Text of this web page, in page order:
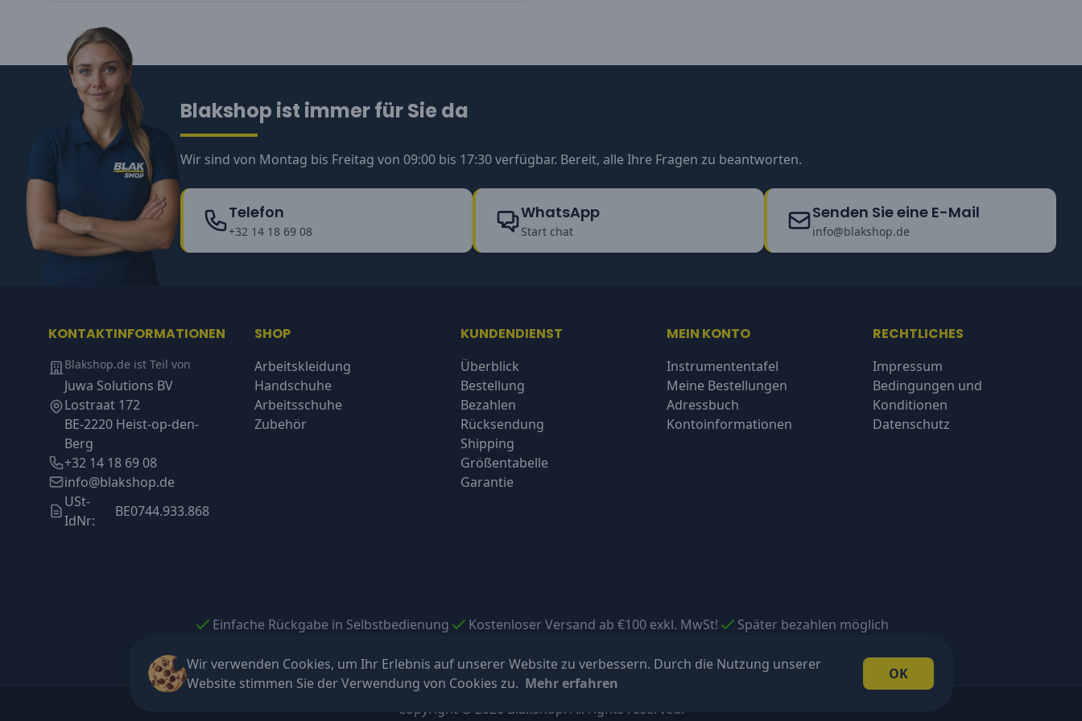
Wir verwenden Cookies, um Ihr Erlebnis auf unserer Website zu verbessern. Durch die Nutzung unserer
Website stimmen Sie der Verwendung von Cookies zu. Mehr erfahren
OK
Blakshop ist immer für Sie da
Wir sind von Montag bis Freitag von 09:00 bis 17:30 verfügbar. Bereit, alle Ihre Fragen zu beantworten.
Telefon
+32 14 18 69 08
WhatsApp
Start chat
Senden Sie eine E-Mail
info@blakshop.de
KONTAKTINFORMATIONEN
Blakshop.de ist Teil von
Juwa Solutions BV
Lostraat 172
BE-2220 Heist-op-den-
Berg
+32 14 18 69 08
info@blakshop.de
USt-
IdNr:
BE0744.933.868
SHOP
Arbeitskleidung
Handschuhe
Arbeitsschuhe
Zubehör
KUNDENDIENST
Überblick
Bestellung
Bezahlen
Rücksendung
Shipping
Größentabelle
Garantie
MEIN KONTO
Instrumententafel
Meine Bestellungen
Adressbuch
Kontoinformationen
RECHTLICHES
Impressum
Bedingungen und
Konditionen
Datenschutz
Einfache Rückgabe in Selbstbedienung Kostenloser Versand ab €100 exkl. MwSt! Später bezahlen möglich
Copyright © 2026 Blakshop. All rights reserved.